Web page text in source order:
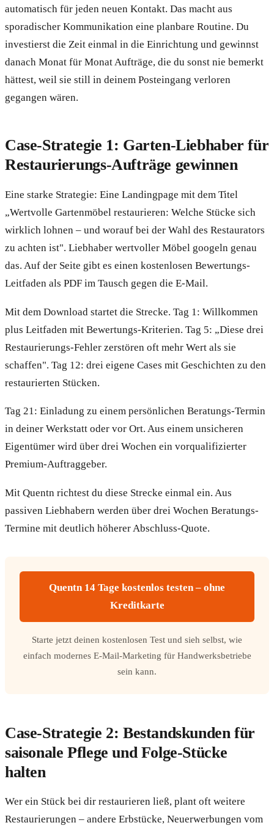
automatisch für jeden neuen Kontakt. Das macht aus
sporadischer Kommunikation eine planbare Routine. Du
investierst die Zeit einmal in die Einrichtung und gewinnst
danach Monat für Monat Aufträge, die du sonst nie bemerkt
hättest, weil sie still in deinem Posteingang verloren
gegangen wären.
Case-Strategie 1: Garten-Liebhaber für
Restaurierungs-Aufträge gewinnen
Eine starke Strategie: Eine Landingpage mit dem Titel
„Wertvolle Gartenmöbel restaurieren: Welche Stücke sich
wirklich lohnen – und worauf bei der Wahl des Restaurators
zu achten ist". Liebhaber wertvoller Möbel googeln genau
das. Auf der Seite gibt es einen kostenlosen Bewertungs-
Leitfaden als PDF im Tausch gegen die E-Mail.
Mit dem Download startet die Strecke. Tag 1: Willkommen
plus Leitfaden mit Bewertungs-Kriterien. Tag 5: „Diese drei
Restaurierungs-Fehler zerstören oft mehr Wert als sie
schaffen". Tag 12: drei eigene Cases mit Geschichten zu den
restaurierten Stücken.
Tag 21: Einladung zu einem persönlichen Beratungs-Termin
in deiner Werkstatt oder vor Ort. Aus einem unsicheren
Eigentümer wird über drei Wochen ein vorqualifizierter
Premium-Auftraggeber.
Mit Quentn richtest du diese Strecke einmal ein. Aus
passiven Liebhabern werden über drei Wochen Beratungs-
Termine mit deutlich höherer Abschluss-Quote.
Quentn 14 Tage kostenlos testen – ohne
Kreditkarte
Starte jetzt deinen kostenlosen Test und sieh selbst, wie
einfach modernes E-Mail-Marketing für Handwerksbetriebe
sein kann.
Case-Strategie 2: Bestandskunden für
saisonale Pflege und Folge-Stücke
halten
Wer ein Stück bei dir restaurieren ließ, plant oft weitere
Restaurierungen – andere Erbstücke, Neuerwerbungen vom